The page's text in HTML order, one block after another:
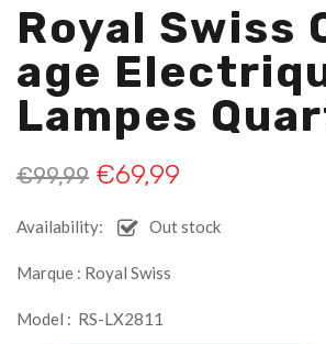
Royal Swiss
Age
Lampes
€99,99 €69,99
Availability: Out stock
Marque : Royal Swiss
Model : RS-LX2811